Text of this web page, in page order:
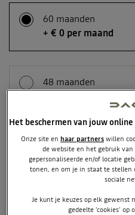
60 maanden
+ € 0 per maand
48 maanden
42 maanden Pseudo-
+ € 30 per maand
36 maanden
Het beschermen van jouw
Onze site en haar partners willen
de website en het gebruik
gepersonaliseerde en/of locatie
tonen, en om je in staat te stellen
sociale
Je kunt je keuzes op elk gewenst
gedeelte ‘cookies’